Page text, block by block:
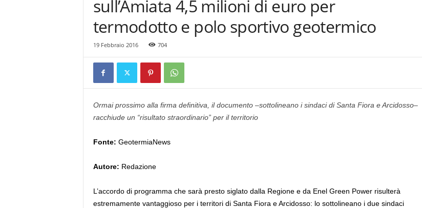
sull’Amiata 4,5 milioni di euro per
termodotto e polo sportivo geotermico
19 Febbraio 2016 704
Ormai prossimo alla firma definitiva, il documento –sottolineano i sindaci di Santa Fiora e Arcidosso–
racchiude un “risultato straordinario” per il territorio
Fonte: GeotermiaNews
Autore: Redazione
L’accordo di programma che sarà presto siglato dalla Regione e da Enel Green Power risulterà
estremamente vantaggioso per i territori di Santa Fiora e Arcidosso: lo sottolineano i due sindaci